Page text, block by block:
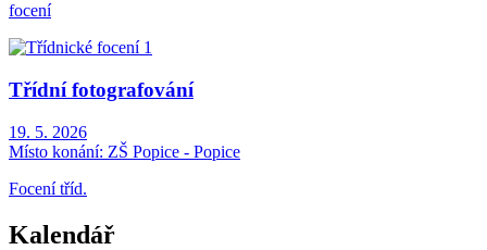
focení
Třídní fotografování
19. 5. 2026
Místo konání: ZŠ Popice - Popice
Focení tříd.
Kalendář